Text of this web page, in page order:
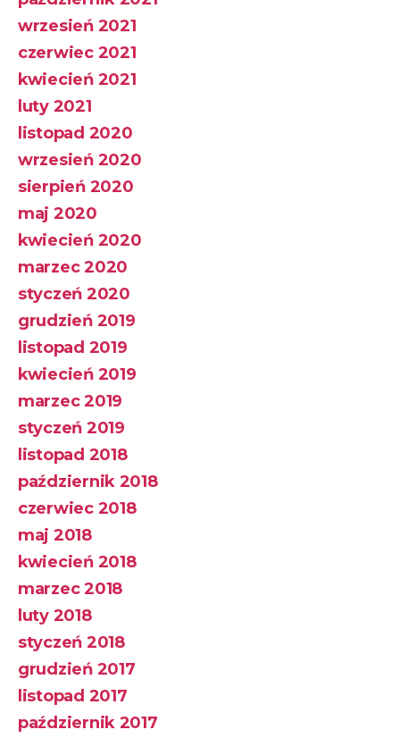
wrzesień 2021
czerwiec 2021
kwiecień 2021
luty 2021
listopad 2020
wrzesień 2020
sierpień 2020
maj 2020
kwiecień 2020
marzec 2020
styczeń 2020
grudzień 2019
listopad 2019
kwiecień 2019
marzec 2019
styczeń 2019
listopad 2018
październik 2018
czerwiec 2018
maj 2018
kwiecień 2018
marzec 2018
luty 2018
styczeń 2018
grudzień 2017
listopad 2017
październik 2017